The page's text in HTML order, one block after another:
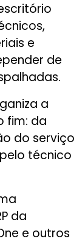
e
de
a
fim: da
do serviço
técnico
da
e outros